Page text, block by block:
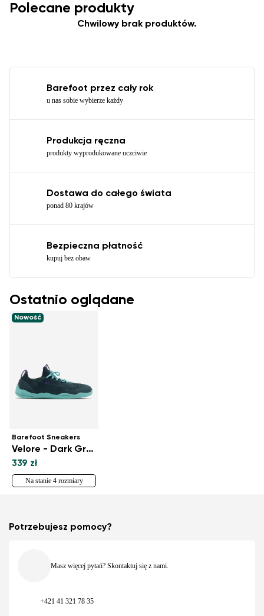
Polecane produkty
Chwilowy brak produktów.
Barefoot przez cały rok
u nas sobie wybierze każdy
Produkcja ręczna
produkty wyprodukowane uczciwie
Dostawa do całego świata
ponad 80 krajów
Bezpieczna płatność
kupuj bez obaw
Ostatnio oglądane
Nowość
Barefoot Sneakers
Velore - Dark Green
339 zł
Na stanie 4 rozmiary
Potrzebujesz pomocy?
Masz więcej pytań? Skontaktuj się z nami.
+421 41 321 78 35